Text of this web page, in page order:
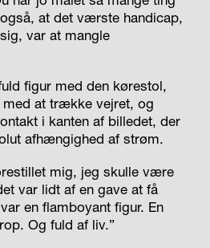
at det værste handicap,
var at mangle
figur med den kørestol,
at trække vejret, og
i kanten af billedet, der
afhængighed af strøm.
mig, jeg skulle være
var lidt af en gave at få
en flamboyant figur. En
Og fuld af liv.”